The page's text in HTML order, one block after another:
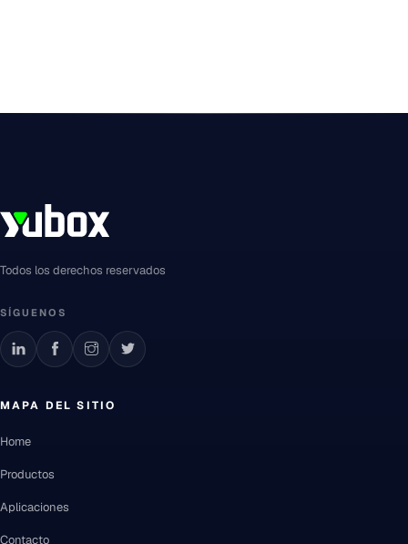
Todos los derechos reservados
SÍGUENOS
MAPA DEL SITIO
Home
Productos
Aplicaciones
Contacto